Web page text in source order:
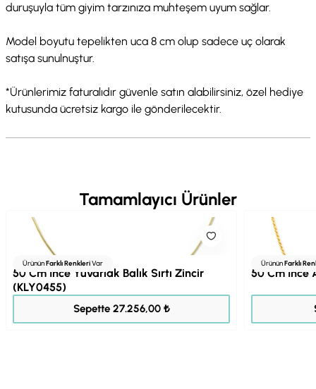
duruşuyla tüm giyim tarzınıza muhteşem uyum sağlar.
Model boyutu tepelikten uca 8 cm olup sadece uç olarak
satışa sunulnuştur.
*Ürünlerimiz faturalıdır güvenle satın alabilirsiniz, özel hediye
kutusunda ücretsiz kargo ile gönderilecektir.
Tamamlayıcı Ürünler
ÜrününFarklı RenkleriVar
50 Cm İnce Yuvarlak Balık Sırtı Zincir
(KLY0455)
Sepette 27.256,00 ₺
ÜrününFarklı
50 Cm İnce